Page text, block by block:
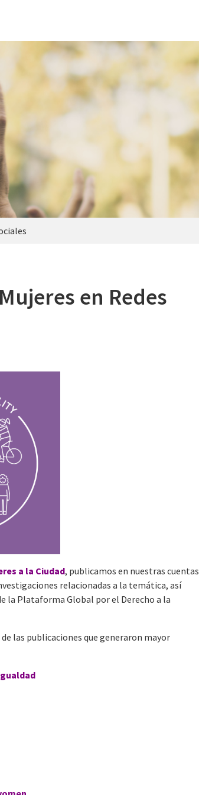
en Redes
a la Ciudad, publicamos en nuestras cuentas
relacionadas a la temática, así
la Plataforma Global por el Derecho a la
las publicaciones que generaron mayor